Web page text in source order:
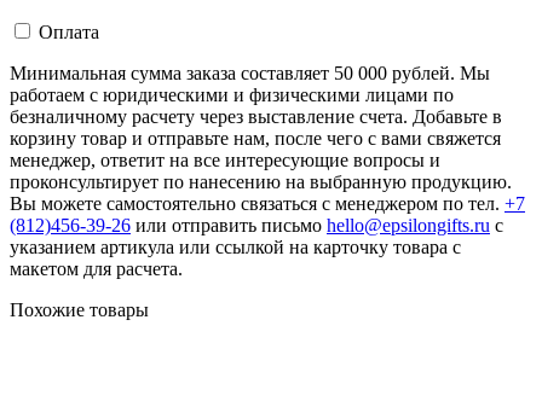
Оплата
Минимальная сумма заказа составляет 50 000 рублей. Мы
работаем с юридическими и физическими лицами по
безналичному расчету через выставление счета. Добавьте в
корзину товар и отправьте нам, после чего с вами свяжется
менеджер, ответит на все интересующие вопросы и
проконсультирует по нанесению на выбранную продукцию.
Вы можете самостоятельно связаться с менеджером по тел. +7
(812)456-39-26 или отправить письмо hello@epsilongifts.ru с
указанием артикула или ссылкой на карточку товара с
макетом для расчета.
Похожие товары